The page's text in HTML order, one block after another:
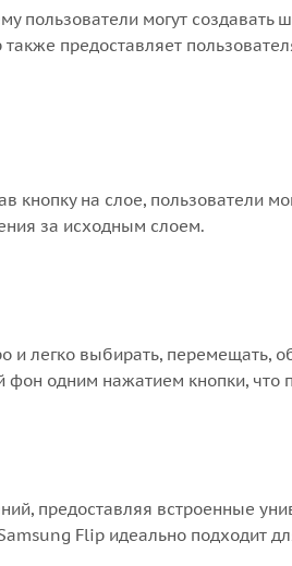
пользователи могут
предоставляет
на слое, пользователи
за исходным слоем.
и легко выбирать, перемещать,
одним нажатием кнопки, что
предоставляя встроенные
Flip идеально подходит